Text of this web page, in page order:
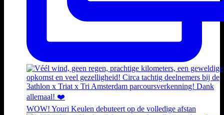
WOW! Youri Keulen debuteert op de volledige afstan